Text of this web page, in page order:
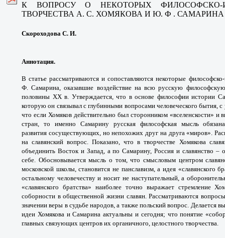
К ВОПРОСУ О НЕКОТОРЫХ ФИЛОСОФСКО-
ТВОРЧЕСТВА А. С. ХОМЯКОВА И Ю. Ф . САМАРИНА
Скороходова С. И.
Аннотация.
В статье рассматриваются исопоставляются некоторые философско-
Ф.Самарина, оказавшие воздействие на всюрусскую
половины XX в. Утверждается, что в основе философии истории
которую он связывал с глубинными вопросами человеческого бытия, с
что если Хомяков действительно был сторонником «вселенскости» и
стран, то именно Самарину русская философская мысль
развития сосуществующих, но непохожих друг на друга«миров».
на славянский вопрос. Показано, чтов творчестве Хомякова
объединить Восток и Запад, апо Самарину, Россия и славянство
себе. Обосновываетсямысль о том, что смысловым центром
московской школы, становится не панславизм, а идея «славянского
остальному человечеству и носит не наступательный, а
«славянского братства» наиболее точно выражает стремление
соборности вобщественной жизни славян. Рассматриваются
значении веры в судьбе народов, а также польский вопрос. Делается
идеи Хомякова и Самаринаактуальны и сегодня; что понятие
главных связующих центров их органичного, целостного творчества.